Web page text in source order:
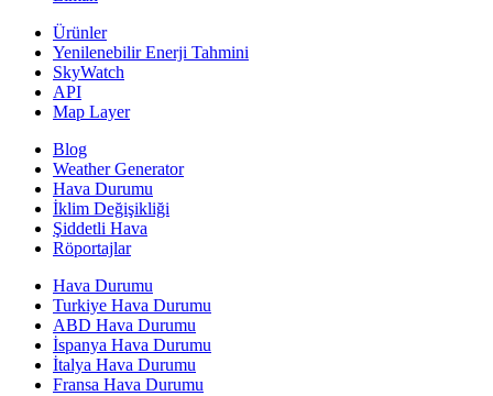
Ürünler
Yenilenebilir Enerji Tahmini
SkyWatch
API
Map Layer
Blog
Weather Generator
Hava Durumu
İklim Değişikliği
Şiddetli Hava
Röportajlar
Hava Durumu
Turkiye Hava Durumu
ABD Hava Durumu
İspanya Hava Durumu
İtalya Hava Durumu
Fransa Hava Durumu